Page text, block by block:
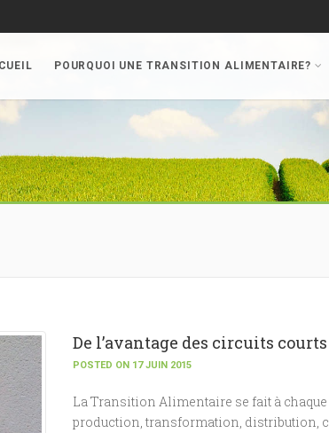
POURQUOI UNE TRANSITION ALIMENTAIRE?
De l’avantage des circuits courts
POSTED ON 17 JUIN 2015
La Transition Alimentaire se fait à
production, transformation, distribution,